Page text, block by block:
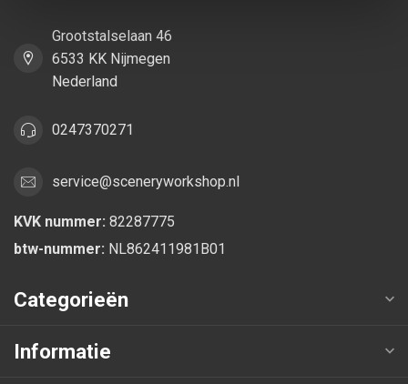
Grootstalselaan 46
6533 KK Nijmegen
Nederland
0247370271
service@sceneryworkshop.nl
KVK nummer: 82287775
btw-nummer: NL862411981B01
Categorieën
Informatie